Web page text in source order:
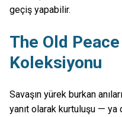
geçiş yapabilir.
The Old
Koleksiyonu
Savaşın yürek burkan
yanıt olarak kurtuluşu — ya